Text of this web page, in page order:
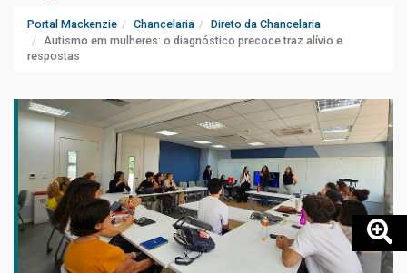
Portal Mackenzie Chancelaria
Direto da Chancelaria
Autismo em mulheres: o diagnóstico precoce traz alívio e
respostas